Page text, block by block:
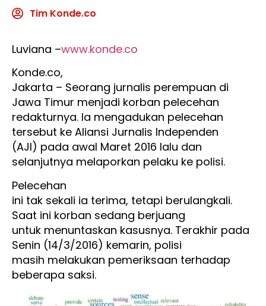
Tim Konde.co
Luviana –www.konde.co
Konde.co,
Jakarta – Seorang jurnalis perempuan di
Jawa Timur menjadi korban pelecehan
redakturnya. Ia mengadukan pelecehan
tersebut ke Aliansi Jurnalis Independen
(AJI) pada awal Maret 2016 lalu dan
selanjutnya melaporkan pelaku ke polisi.
Pelecehan
ini tak sekali ia terima, tetapi berulangkali.
Saat ini korban sedang berjuang
untuk menuntaskan kasusnya. Terakhir pada
Senin (14/3/2016) kemarin, polisi
masih melakukan pemeriksaan terhadap
beberapa saksi.